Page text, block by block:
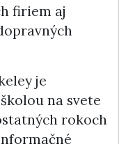
firiem aj
je
na svete
rokoch